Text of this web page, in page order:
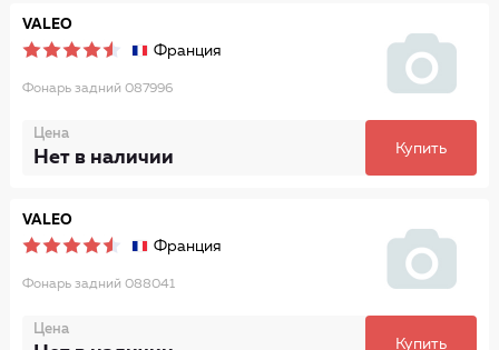
VALEO
Франция
Фонарь задний 087996
Цена
Нет в наличии Купить
VALEO
Франция
Фонарь задний 088041
Цена
Купить